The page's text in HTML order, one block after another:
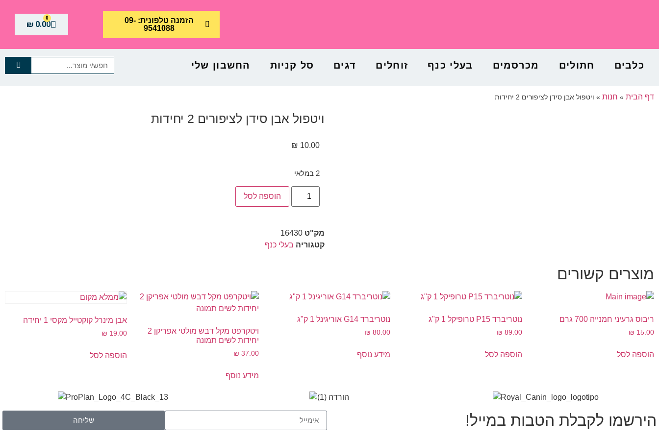
הזמנה טלפונית: 09-
9541088
₪0.00
0
כלבים חתולים מכרסמים בעלי כנף זוחלים דגים סל קניות החשבון שלי
דף הבית » חנות » ויטפול אבן סידן לציפורים 2 יחידות
ויטפול אבן סידן לציפורים 2 יחידות
₪ 10.00
2 במלאי
הוספה לסל
מק"ט 16430
קטגוריה בעלי כנף
מוצרים קשורים
ריבוס גרעיני חמנייה 700 גרם
₪ 15.00
הוספה לסל
נוטריברד P15 טרופיקל 1 ק"ג
₪ 89.00
הוספה לסל
נוטריברד G14 אוריגינל 1 ק"ג
₪ 80.00
מידע נוסף
ויטקרפט מקל דבש מולטי אפריקן 2
יחידות לשים תמונה
₪ 37.00
מידע נוסף
אבן מינרל קוקטייל מקסי 1 יחידה
₪ 19.00
הוספה לסל
הירשמו לקבלת הטבות במייל! שליחה